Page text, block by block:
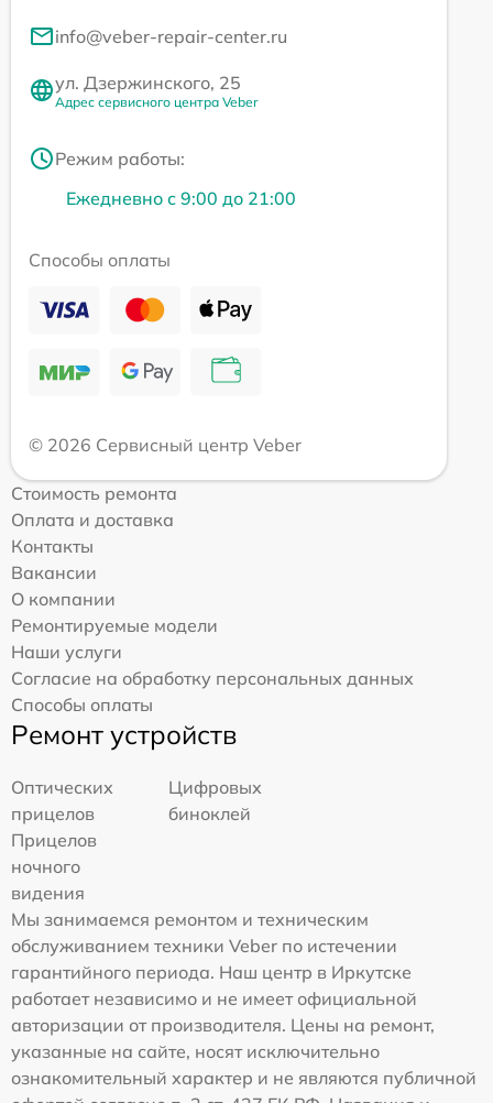
info@veber-repair-center.ru
ул. Дзержинского, 25
Адрес сервисного центра Veber
Режим работы:
Ежедневно с 9:00 до 21:00
Способы оплаты
© 2026 Сервисный центр Veber
Стоимость ремонта
Оплата и доставка
Контакты
Вакансии
О компании
Ремонтируемые модели
Наши услуги
Согласие на обработку персональных данных
Способы оплаты
Ремонт устройств
Оптических
прицелов
Цифровых
биноклей
Прицелов
ночного
видения
Мы занимаемся ремонтом и техническим
обслуживанием техники Veber по истечении
гарантийного периода. Наш центр в Иркутске
работает независимо и не имеет официальной
авторизации от производителя. Цены на ремонт,
указанные на сайте, носят исключительно
ознакомительный характер и не являются публичной